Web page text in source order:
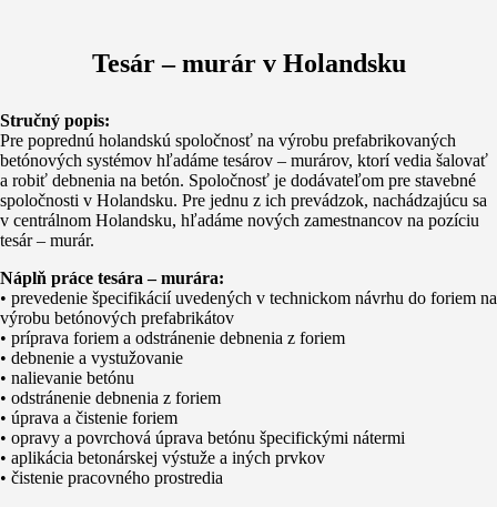
Tesár – murár v Holandsku
Stručný popis:
Pre poprednú holandskú spoločnosť na výrobu prefabrikovaných
betónových systémov hľadáme tesárov – murárov, ktorí vedia šalovať
a robiť debnenia na betón. Spoločnosť je dodávateľom pre stavebné
spoločnosti v Holandsku. Pre jednu z ich prevádzok, nachádzajúcu sa
v centrálnom Holandsku, hľadáme nových zamestnancov na pozíciu
tesár – murár.
Náplň práce tesára – murára:
• prevedenie špecifikácií uvedených v technickom návrhu do foriem na
výrobu betónových prefabrikátov
• príprava foriem a odstránenie debnenia z foriem
• debnenie a vystužovanie
• nalievanie betónu
• odstránenie debnenia z foriem
• úprava a čistenie foriem
• opravy a povrchová úprava betónu špecifickými nátermi
• aplikácia betonárskej výstuže a iných prvkov
• čistenie pracovného prostredia